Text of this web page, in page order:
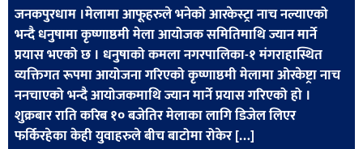
मनोरञ्जन
फोटो
/
भिडियो
अन्य
जनकपुरधाम ।मेलामा आफूहरुले भनेको आरकेस्ट्रा नाच नल्याएको
भन्दै धनुषामा कृष्णाष्ठमी मेला आयोजक समितिमाथि ज्यान मार्ने
प्रयास भएको छ । धनुषाको कमला नगरपालिका-१ मंगराहास्थित
व्यक्तिगत रूपमा आयोजना गरिएको कृष्णाष्ठमी मेलामा ओरकेष्ट्रा नाच
ननचाएको भन्दै आयोजकमाथि ज्यान मार्ने प्रयास गरिएको हो ।
शुक्रबार राति करिब १० बजेतिर मेलाका लागि डिजेल लिएर
फर्किरहेका केही युवाहरुले बीच बाटोमा रोकेर […]